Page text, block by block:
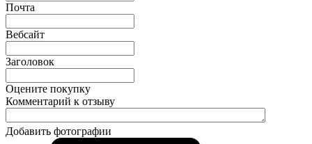
Почта
Вебсайт
Заголовок
Оцените покупку
Комментарий к отзыву
Добавить фотографии